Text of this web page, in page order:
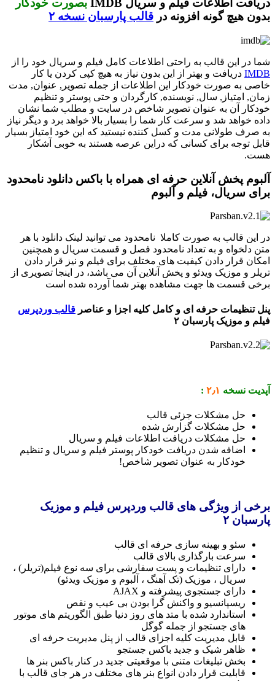
دریافت اطلاعات فیلم و سریال IMDB
بصورت خودکار
بدون هیچ گونه افزونه در قالب پارسبان نسخه ۲
شما در این قالب به راحتی اطلاعات کامل فیلم و سریال خود را از
IMDB دریافت و بهتر از این بدون نیاز به هیچ کپی کردن یا کار
خاصی به صورت خودکار این اطلاعات از جمله تصویر, عنوان, مدت
زمان, امتیاز, سال, نویسنده, کارگردان و حتی پوستر و تنظیم
خودکار آن به عنوان تصویر شاخص در سایت و مطلب شما نشان
داده خواهد شد و سرعت کار شما را بسیار بالا خواهد برد و دیگر نیاز
به صرف طولانی مدت و کسل کننده نیستید که این خود امتیاز بسیار
قابل توجه برای کسانی که دراین عرصه هستند به خوبی آشکار
هست.
آلبوم پخش آنلاین حرفه ای همراه با باکس دانلود نامحدود
برای سریال، فیلم و آلبوم
در این قالب به صورت کاملا نامحدود می توانید لینک دانلود با هر
متن دلخواه و به تعداد نامحدود فصل و قسمت سریال و همچنین
امکان قرار دادن کیفیت های مختلف برای فیلم و نیز قرار دادن
تریلر و موزیک ویدئو و پخش آنلاین آن می باشد، در اینجا تصویری از
برخی قسمت ها جهت مشاهده بهتر شما آورده شده است
پنل تنظیمات حرفه ای و کامل کلیه اجزا و عناصر قالب وردپرس
فیلم و موزیک پارسبان ۲
آپدیت نسخه ۲٫۱ :
حل مشکلات جزئی قالب
حل مشکلات گزارش شده
حل مشکلات دریافت اطلاعات فیلم و سریال
اضافه شدن دریافت خودکار پوستر فیلم و سریال و تنظیم
خودکار به عنوان تصویر شاخص!
برخی از ویژگی های قالب وردپرس فیلم و موزیک
پارسبان ۲
سئو و بهینه سازی حرفه ای قالب
سرعت بارگذاری بالای قالب
دارای تنظیمات و پست سفارشی برای سه نوع فیلم(تریلر) ،
سریال ، موزیک (تک آهنگ ، آلبوم و موزیک ویدئو)
دارای جستجوی پیشرفته و AJAX
ریسپانسیو و واکنش گرا بودن بی عیب و نقص
استاندارد شده با متد های روز دنیا طبق الگوریتم های موتور
های جستجو از جمله گوگل
قابل مدیریت کلیه اجزای قالب از پنل مدیریت حرفه ای
ظاهر شیک و جدید باکس جستجو
بخش تبلیغات متنی با موقعیتی جدید در کنار باکس بنر ها
قابلیت قرار دادن انواع بنر های مختلف در هر جای قالب با